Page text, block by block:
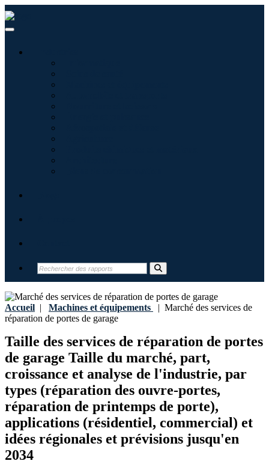
Accueil | Machines et équipements | Marché des services de
réparation de portes de garage
Taille des services de réparation de portes
de garage Taille du marché, part,
croissance et analyse de l'industrie, par
types (réparation des ouvre-portes,
réparation de printemps de porte),
applications (résidentiel, commercial) et
idées régionales et prévisions jusqu'en
2034